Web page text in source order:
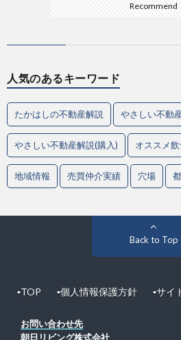
Recommend
人気のあるキーワード
たかはしの不動産解説 やさしい不動
やさしい不動産解説(購入) オススメ
地域情報 売買仲介実績 穴場
Back to Top
▪︎TOP ▪︎個人情報保護方針 ▪︎サイ
お問い合わせ先
朝日リビング株式会社